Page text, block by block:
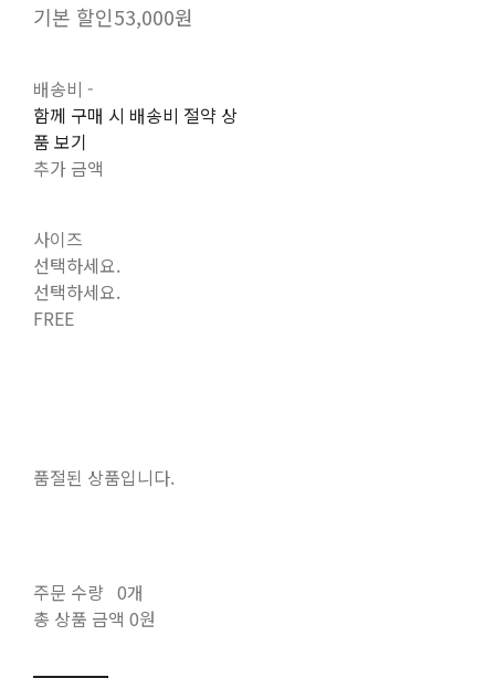
기본 할인53,000원
배송비 -
함께 구매 시 배송비 절약 상
품 보기
추가 금액
사이즈
선택하세요.
선택하세요.
FREE
품절된 상품입니다.
주문 수량 0개
총 상품 금액 0원